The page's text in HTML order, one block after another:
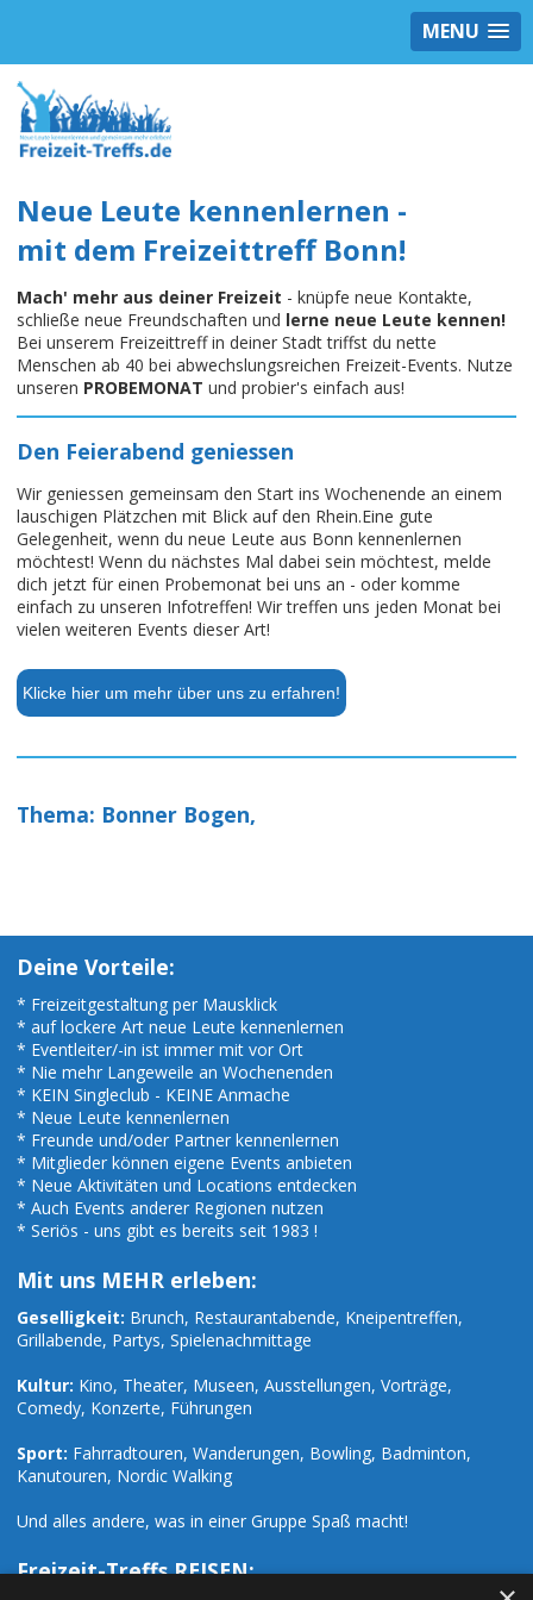
MENU
Neue Leute kennenlernen -
mit dem Freizeittreff Bonn!
Mach' mehr aus deiner Freizeit - knüpfe neue Kontakte,
schließe neue Freundschaften und lerne neue Leute kennen!
Bei unserem Freizeittreff in deiner Stadt triffst du nette
Menschen ab 40 bei abwechslungsreichen Freizeit-Events. Nutze
unseren PROBEMONAT und probier's einfach aus!
Den Feierabend geniessen
Wir geniessen gemeinsam den Start ins Wochenende an einem
lauschigen Plätzchen mit Blick auf den Rhein.Eine gute
Gelegenheit, wenn du neue Leute aus Bonn kennenlernen
möchtest! Wenn du nächstes Mal dabei sein möchtest, melde
dich jetzt für einen Probemonat bei uns an - oder komme
einfach zu unseren Infotreffen! Wir treffen uns jeden Monat bei
vielen weiteren Events dieser Art!
Klicke hier um mehr über uns zu erfahren!
Thema: Bonner Bogen,
Deine Vorteile:
* Freizeitgestaltung per Mausklick
* auf lockere Art neue Leute kennenlernen
* Eventleiter/-in ist immer mit vor Ort
* Nie mehr Langeweile an Wochenenden
* KEIN Singleclub - KEINE Anmache
* Neue Leute kennenlernen
* Freunde und/oder Partner kennenlernen
* Mitglieder können eigene Events anbieten
* Neue Aktivitäten und Locations entdecken
* Auch Events anderer Regionen nutzen
* Seriös - uns gibt es bereits seit 1983 !
Mit uns MEHR erleben:
Geselligkeit: Brunch, Restaurantabende, Kneipentreffen,
Grillabende, Partys, Spielenachmittage
Kultur: Kino, Theater, Museen, Ausstellungen, Vorträge,
Comedy, Konzerte, Führungen
Sport: Fahrradtouren, Wanderungen, Bowling, Badminton,
Kanutouren, Nordic Walking
Und alles andere, was in einer Gruppe Spaß macht!
Freizeit-Treffs REISEN: